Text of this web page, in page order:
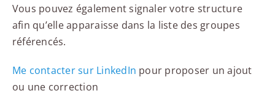
Vous pouvez également signaler votre structure
afin qu’elle apparaisse dans la liste des groupes
référencés.
Me contacter sur LinkedIn pour proposer un ajout
ou une correction